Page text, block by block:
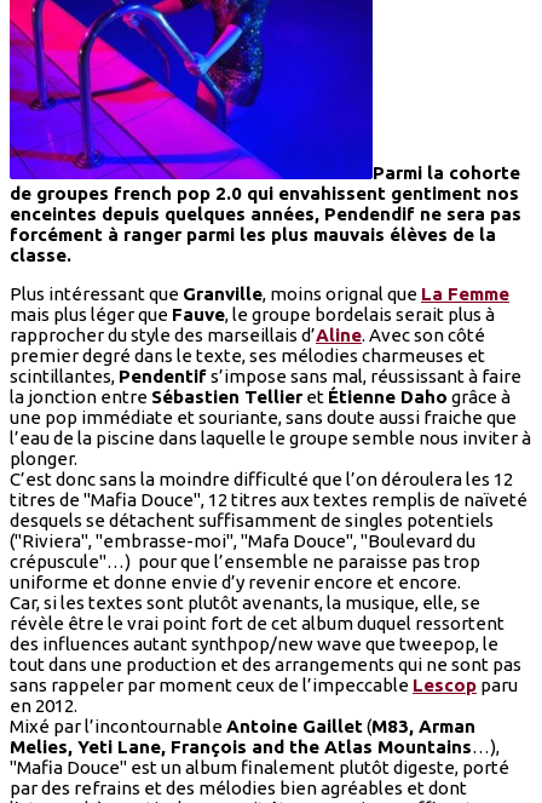
Parmi la cohorte
de groupes french pop 2.0 qui envahissent gentiment nos
enceintes depuis quelques années, Pendendif ne sera pas
forcément à ranger parmi les plus mauvais élèves de la
classe.
Plus intéressant que Granville, moins orignal que La Femme
mais plus léger que Fauve, le groupe bordelais serait plus à
rapprocher du style des marseillais d’Aline. Avec son côté
premier degré dans le texte, ses mélodies charmeuses et
scintillantes, Pendentifs’impose sans mal, réussissant à faire
la jonction entre Sébastien Tellier et Étienne Daho grâce à
une pop immédiate et souriante, sans doute aussi fraiche que
l’eau de la piscine dans laquelle le groupe semble nous inviter à
plonger.
C’est donc sans la moindre difficulté que l’on déroulera les 12
titres de "Mafia Douce", 12 titres aux textes remplis de naïveté
desquels se détachent suffisamment de singles potentiels
("Riviera", "embrasse-moi", "Mafa Douce", "Boulevard du
crépuscule"…) pour que l’ensemble ne paraisse pas trop
uniforme et donne envie d’y revenir encore et encore.
Car, si les textes sont plutôt avenants, la musique, elle, se
révèle être le vrai point fort de cet album duquel ressortent
des influences autant synthpop/new wave que tweepop, le
tout dans une production et des arrangements qui ne sont pas
sans rappeler par moment ceux de l’impeccable Lescop paru
en 2012.
Mixé par l’incontournableAntoine Gaillet(M83, Arman
Melies, Yeti Lane, François and the Atlas Mountains…),
"Mafia Douce" est un album finalement plutôt digeste, porté
par des refrains et des mélodies bien agréables et dont